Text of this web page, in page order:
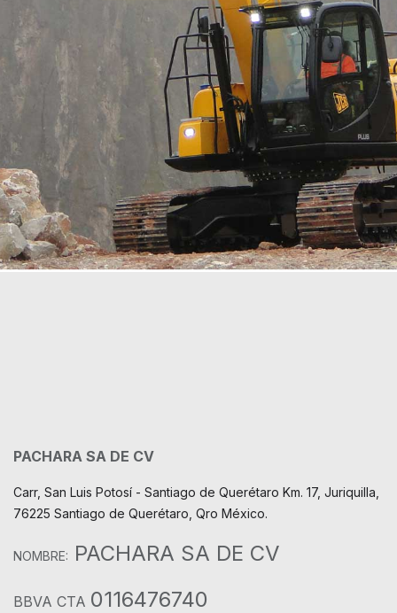
PACHARA SA DE CV
Carr, San Luis Potosí - Santiago de Querétaro Km. 17, Juriquilla,
76225 Santiago de Querétaro, Qro México.
NOMBRE: PACHARA SA DE CV
BBVA CTA 0116476740